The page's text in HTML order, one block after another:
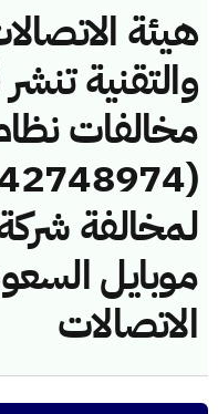
هيئة
والتقنية
مخالفات
لمخالفة
موبايل
الاتصالات